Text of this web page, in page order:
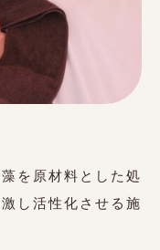
を原材料とした処
し活性化させる施